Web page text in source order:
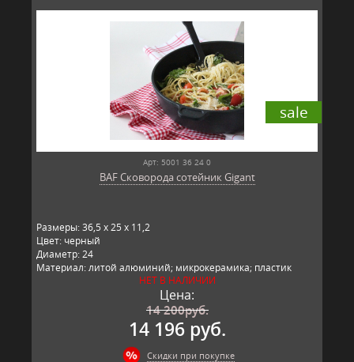
sale
Арт: 5001 36 24 0
BAF Сковорода сотейник Gigant
Размеры: 36,5 x 25 x 11,2
Цвет: черный
Диаметр: 24
Материал: литой алюминий; микрокерамика; пластик
Производитель: BAF, Германия
НЕТ В НАЛИЧИИ
Цена:
14 200руб.
14 196 руб.
Скидки при покупке